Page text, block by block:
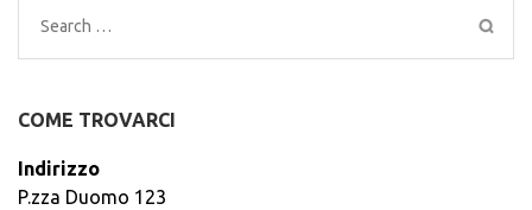
Search
for:
COME TROVARCI
Indirizzo
P.zza Duomo 123